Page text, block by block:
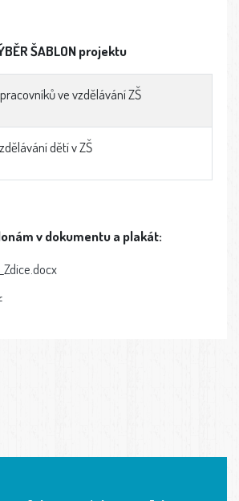
ŠABLON projektu
ve vzdělávání ZŠ
dětí v ZŠ
v dokumentu a plakát: